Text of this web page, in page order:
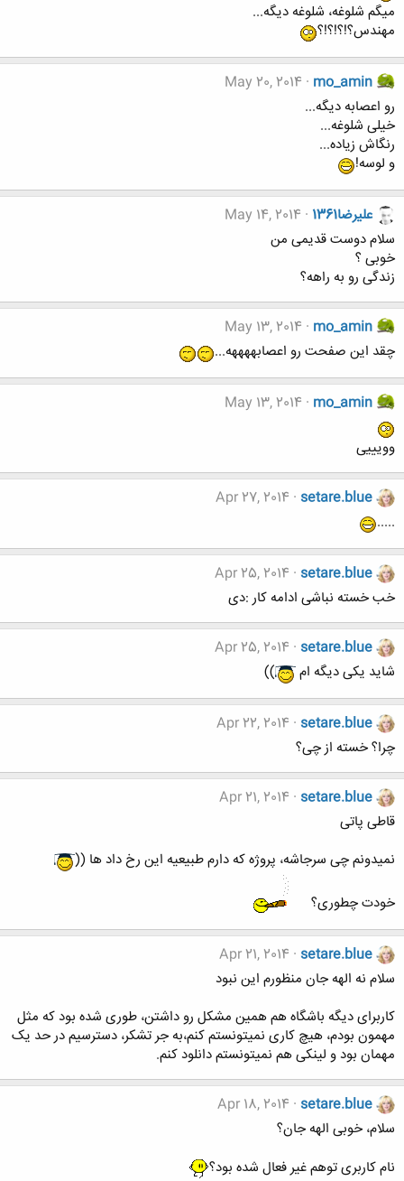
میگم شلوغه، شلوغه دیگه...
مهندس؟!؟!؟!؟
mo_amin
May 20, 2014
رو اعصابه دیگه...
خیلی شلوغه...
رنگاش زیاده...
و لوسه!
عليرضا1361
May 14, 2014
سلام دوست قدیمی من
خوبی ؟
زندگی رو به راهه؟
mo_amin
May 13, 2014
چقد این صفحت رو اعصابههههه...
mo_amin
May 13, 2014
وویییی
setare.blue
Apr 27, 2014
.....
setare.blue
Apr 25, 2014
خب خسته نباشی ادامه کار :دی
setare.blue
Apr 25, 2014
شاید یکی دیگه ام
))
setare.blue
Apr 22, 2014
چرا؟ خسته از چی؟
setare.blue
Apr 21, 2014
قاطی پاتی
نمیدونم چی سرجاشه، پروژه که دارم طبیعیه این رخ داد ها ((
خودت چطوری؟
setare.blue
Apr 21, 2014
سلام نه الهه جان منظورم این نبود
کاربرای دیگه باشگاه هم همین مشکل رو داشتن، طوری شده بود که مثل
مهمون بودم، هیچ کاری نمیتونستم کنم،به جر تشکر، دسترسیم در حد یک
مهمان بود و لینکی هم نمیتونستم دانلود کنم.
setare.blue
Apr 18, 2014
سلام، خوبی الهه جان؟
نام کاربری توهم غیر فعال شده بود؟